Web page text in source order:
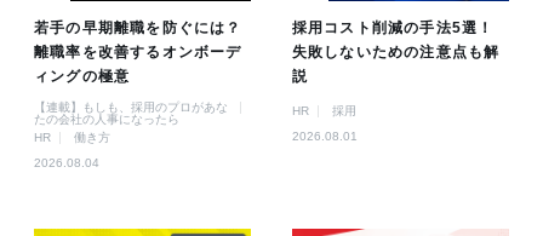
若手の早期離職を防ぐには？
離職率を改善するオンボーデ
ィングの極意
【連載】もしも、採用のプロがあな
たの会社の人事になったら
HR
働き方
2026.08.04
採用コスト削減の手法5選！
失敗しないための注意点も解
説
HR
採用
2026.08.01